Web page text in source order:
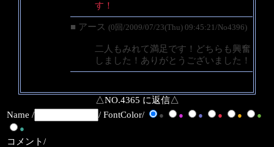
す！
■ アース (0回/2009/07/23(Thu) 09:45:21/No4396)
二人もみれて満足です！どちらも興奮
しました！ありがとうございました！
△NO.4365 に返信△
Name /
/ FontColor/ ● ● ● ● ●
●
●
コメント/